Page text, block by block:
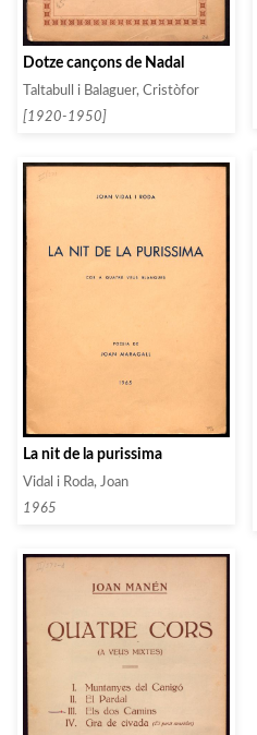
Dotze cançons de Nadal
Taltabull i Balaguer, Cristòfor
[1920-1950]
La nit de la purissima
Vidal i Roda, Joan
1965